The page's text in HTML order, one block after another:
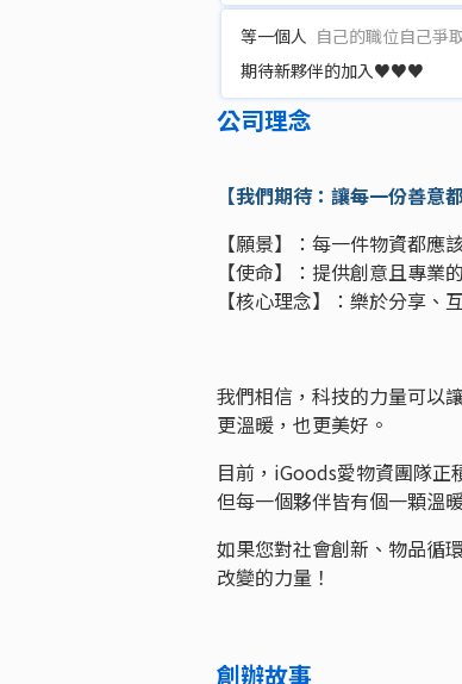
等一個人 自己的職位自己爭
期待新夥伴的加入♥️♥️♥️
公司理念
【我們期待：讓每一份善意
【願景】：每一件物資都應
【使命】：提供創意且專業
【核心理念】：樂於分享、
我們相信，科技的力量可以
更溫暖，也更美好。
目前，iGoods愛物資團隊正
但每一個夥伴皆有個一顆溫
如果您對社會創新、物品循
改變的力量！
創辦故事